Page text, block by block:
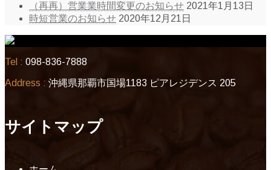
（再再）営業業時間変更のお知らせ 2021年1月13日
時短営業のお知らせ 2020年12月21日
Tel : 098-836-7888
Address : 沖縄県那覇市国場1183 ピアレジデンス 205
サイトマップ